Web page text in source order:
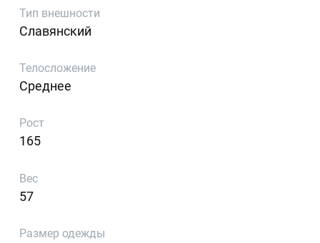
Тип внешности
Славянский
Телосложение
Среднее
Рост
165
Вес
57
Размер одежды